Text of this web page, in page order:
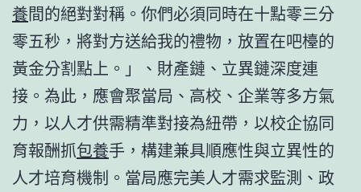
養間的絕對對稱。你們必須同時在十點零三分
零五秒，將對方送給我的禮物，放置在吧檯的
黃金分割點上。」、財產鏈、立異鏈深度連
接。為此，應會聚當局、高校、企業等多方氣
力，以人才供需精準對接為紐帶，以校企協同
育報酬抓包養手，構建兼具順應性與立異性的
人才培育機制。當局應完美人才需求監測、政